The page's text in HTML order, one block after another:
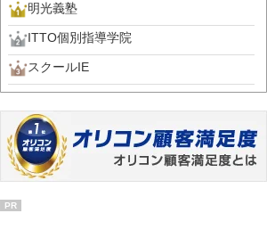
明光義塾
ITTO個別指導学院
スクールIE
PR